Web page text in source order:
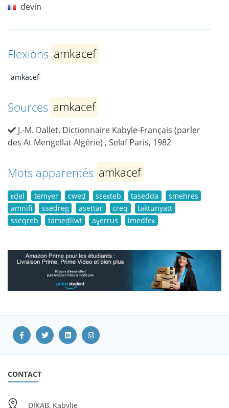
devin
Flexions amkacef
amkacef
Sources amkacef
J.-M. Dallet, Dictionnaire Kabyle-Français (parler
des At Mengellat Algérie) , Selaf Paris, 1982
Mots apparentés amkacef
ɛḍel temɣer cweḍ sseɛteb tasedda
smehres
amnifi
ssedreg asettar creq
taktunyatt
sseqreb
tameḍliwt aɣerrus lmedfeɛ
CONTACT
DIKAB, Kabylie